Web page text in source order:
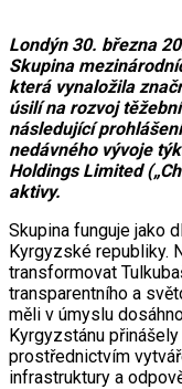
Londýn 30. března
Skupina
která vynaložila
úsilí na rozvoj
následující
nedávného vývoje
Holdings Limited
aktivy.
Skupina funguje jako
Kyrgyzské republiky.
transformovat
transparentního a
měli v úmyslu
Kyrgyzstánu
prostřednictvím
infrastruktury a